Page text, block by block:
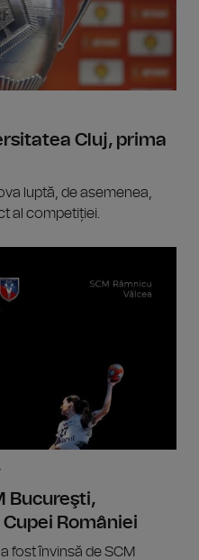
Cluj, prima
luptă, de asemenea,
al competiției.
Bucureşti,
României
fost învinsă de SCM